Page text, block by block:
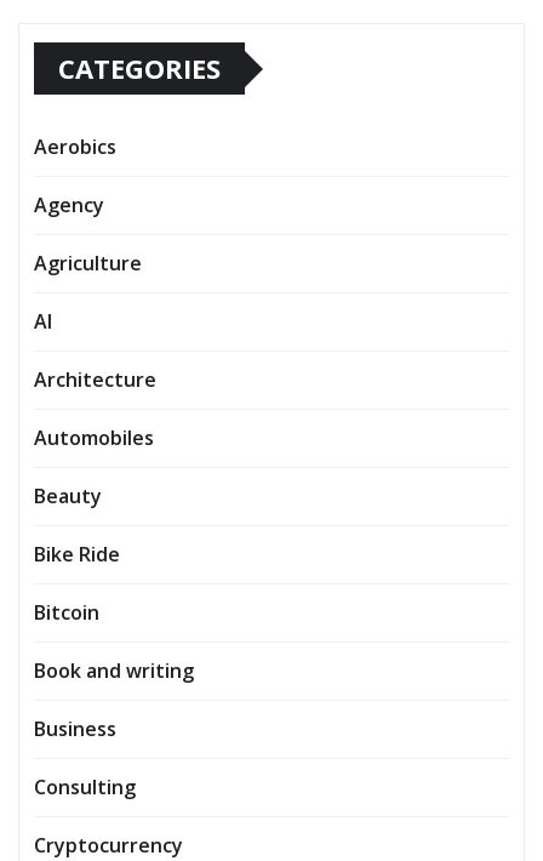
CATEGORIES
Aerobics
Agency
Agriculture
AI
Architecture
Automobiles
Beauty
Bike Ride
Bitcoin
Book and writing
Business
Consulting
Cryptocurrency